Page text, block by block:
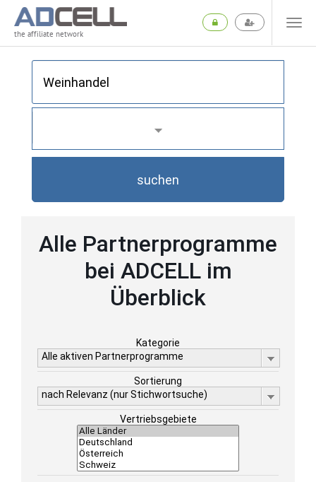
the affiliate network
suchen
Alle Partnerprogramme
bei ADCELL im
Überblick
Kategorie
Alle aktiven Partnerprogramme
Sortierung
nach Relevanz (nur Stichwortsuche)
Vertriebsgebiete